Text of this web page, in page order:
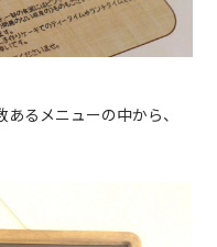
るメニューの中から、